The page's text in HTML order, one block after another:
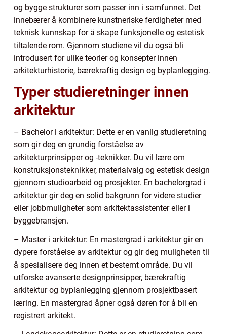
og bygge strukturer som passer inn i samfunnet. Det
innebærer å kombinere kunstneriske ferdigheter med
teknisk kunnskap for å skape funksjonelle og estetisk
tiltalende rom. Gjennom studiene vil du også bli
introdusert for ulike teorier og konsepter innen
arkitekturhistorie, bærekraftig design og byplanlegging.
Typer studieretninger innen
arkitektur
– Bachelor i arkitektur: Dette er en vanlig studieretning
som gir deg en grundig forståelse av
arkitekturprinsipper og -teknikker. Du vil lære om
konstruksjonsteknikker, materialvalg og estetisk design
gjennom studioarbeid og prosjekter. En bachelorgrad i
arkitektur gir deg en solid bakgrunn for videre studier
eller jobbmuligheter som arkitektassistenter eller i
byggebransjen.
– Master i arkitektur: En mastergrad i arkitektur gir en
dypere forståelse av arkitektur og gir deg muligheten til
å spesialisere deg innen et bestemt område. Du vil
utforske avanserte designprinsipper, bærekraftig
arkitektur og byplanlegging gjennom prosjektbasert
læring. En mastergrad åpner også døren for å bli en
registrert arkitekt.